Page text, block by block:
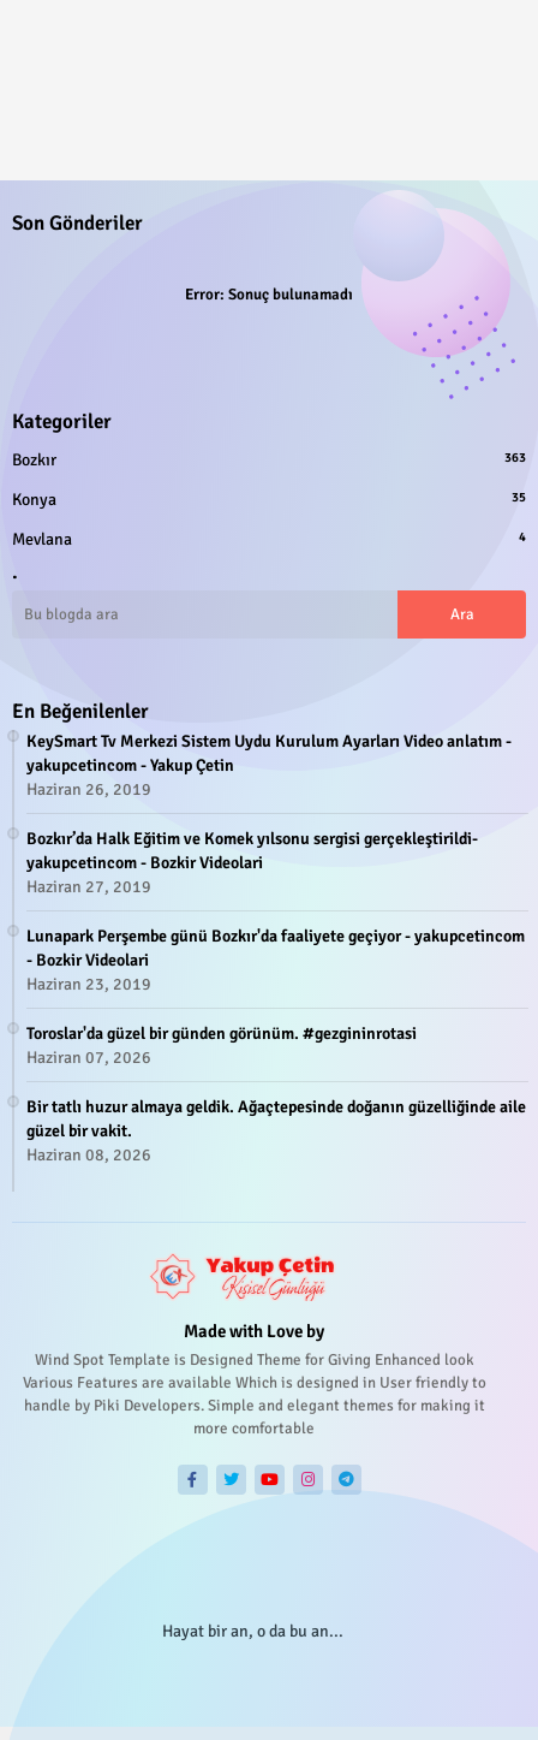
Son Gönderiler
Error: Sonuç bulunamadı
Kategoriler
Bozkır 363
Konya 35
Mevlana 4
.
En Beğenilenler
KeySmart Tv Merkezi Sistem Uydu Kurulum Ayarları Video anlatım -
yakupcetincom - Yakup Çetin
Haziran 26, 2019
Bozkır’da Halk Eğitim ve Komek yılsonu sergisi gerçekleştirildi-
yakupcetincom - Bozkir Videolari
Haziran 27, 2019
Lunapark Perşembe günü Bozkır'da faaliyete geçiyor - yakupcetincom
- Bozkir Videolari
Haziran 23, 2019
Toroslar'da güzel bir günden görünüm. #gezgininrotasi
Haziran 07, 2026
Bir tatlı huzur almaya geldik. Ağaçtepesinde doğanın güzelliğinde aile
güzel bir vakit.
Haziran 08, 2026
Made with Love by
Wind Spot Template is Designed Theme for Giving Enhanced look
Various Features are available Which is designed in User friendly to
handle by Piki Developers. Simple and elegant themes for making it
more comfortable
Hayat bir an, o da bu an...